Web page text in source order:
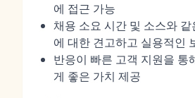
에 접근 가능
채용 소요 시간 및 소스와 같
에 대한 견고하고 실용적인
반응이 빠른 고객 지원을 통
게 좋은 가치 제공